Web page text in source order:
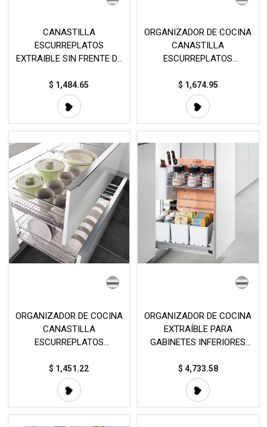
CANASTILLA
ESCURREPLATOS
EXTRAIBLE SIN FRENTE DE
COCINA MOD. 301603
$ 1,484.65
ORGANIZADOR DE COCINA
CANASTILLA
ESCURREPLATOS
CAJÓN MOD. 303601
$ 1,674.95
ORGANIZADOR DE COCINA
CANASTILLA
ESCURREPLATOS
$ 1,451.22
ORGANIZADOR DE COCINA
EXTRAÍBLE PARA
GABINETES INFERIORES
$ 4,733.58